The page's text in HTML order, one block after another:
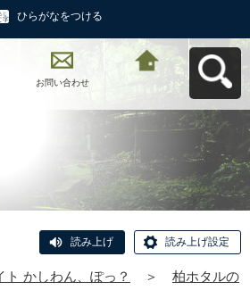
ひらがなをつける
お問い合わせ
柏市民公益活動情報
サイト かしわん、ぽ
読み上げ 読み上げ設定
かしわん、ぽっ？ ＞
柏ホタルの